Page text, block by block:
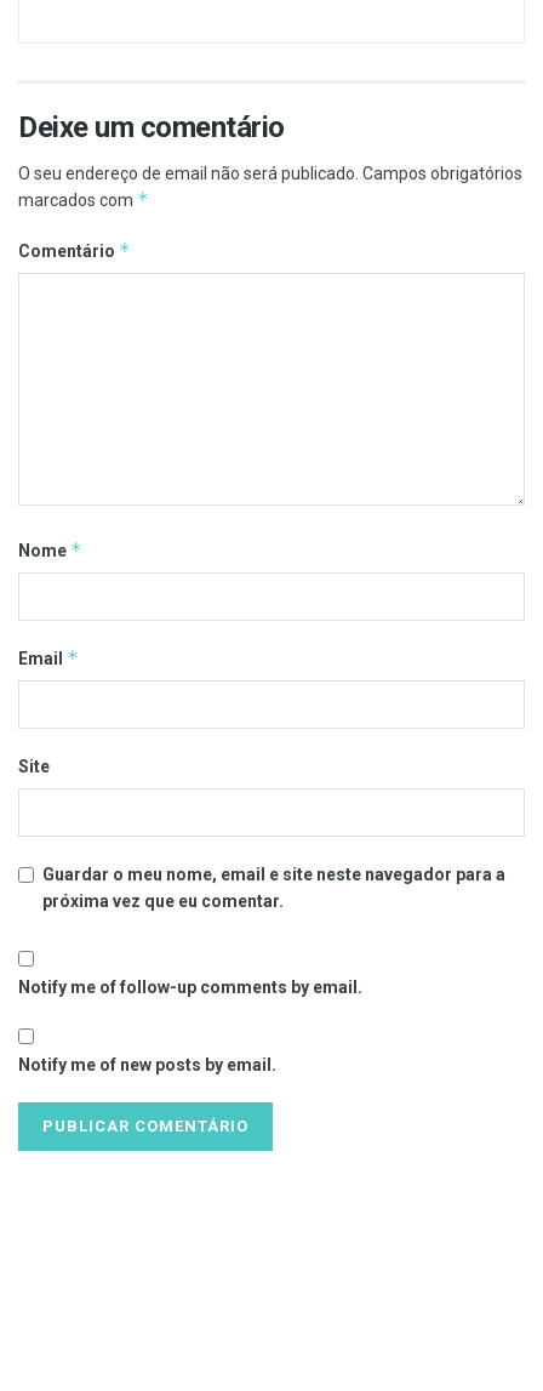
Deixe um comentário
O seu endereço de email não será publicado. Campos obrigatórios
marcados com *
Comentário *
Nome *
Email *
Site
Guardar o meu nome, email e site neste navegador para a
próxima vez que eu comentar.
Notify me of follow-up comments by email.
Notify me of new posts by email.